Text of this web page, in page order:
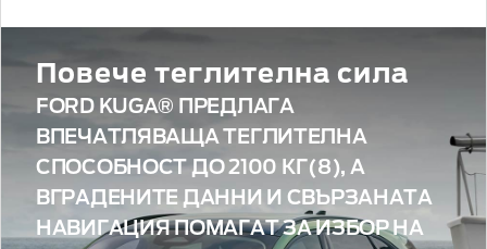
Повече теглителна сила
FORD KUGA® ПРЕДЛАГА
ВПЕЧАТЛЯВАЩА ТЕГЛИТЕЛНА
СПОСОБНОСТ ДО 2100 КГ(8), А
ВГРАДЕНИТЕ ДАННИ И СВЪРЗАНАТА
НАВИГАЦИЯ ПОМАГАТ ЗА ИЗБОР НА